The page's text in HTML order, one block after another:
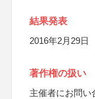
結果発表
2016年2月29日
著作権の扱い
主催者にお問い